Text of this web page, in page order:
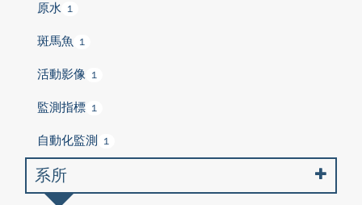
原水 1
斑馬魚 1
活動影像 1
監測指標 1
自動化監測 1
系所